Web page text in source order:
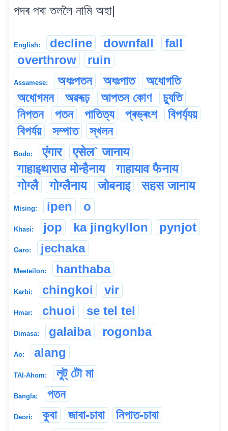
পদৰ পৰা তললৈ নামি অহা|
English: decline downfall
fall
overthrow
ruin
Assamese: অধঃপতন অধঃপাত
অধোগতি
অধোগমন
অৱৰূঢ় আপতন কোণ
চ্যুতি
নিপতন
পতন পাতিত্য প্ৰভ্ৰংশ
বিপৰ্য্যয়
বিপৰ্যয়
সম্পাত স্খলন
Bodo: एंगार
एसेल` जानाय
गाहाइथाराउ मोन्हैनाय
गाहायाव फैनाय
गोग्लै
गोग्लैनाय जोबनाइ सहस जानाय
Mising: ipen o
Khasi: jop ka jingkyllon pynjot
Garo: jechaka
Meeteilon: hanthaba
Karbi: chingkoi vir
Hmar: chuoi se tel tel
Dimasa: galaiba rogonba
Ao: alang
TAI-Ahom: লুট্ টৌ মা
Bangla: পতন
Deori: কুবা জাবা-চাবা
নিপাত-চাবা